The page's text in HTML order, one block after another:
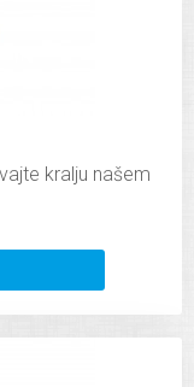
kralju našem